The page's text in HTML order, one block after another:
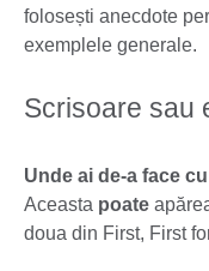
folosești anecdote
exemplele generale.
Scrisoare sau
Unde ai de-a face
Aceasta poate
doua din First, First